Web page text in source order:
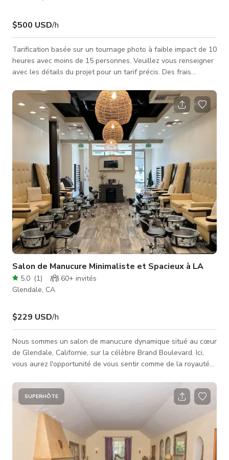
$500 USD/h
Tarification basée sur un tournage photo à faible impact de 10
heures avec moins de 15 personnes. Veuillez vous renseigner
avec les détails du projet pour un tarif précis. Des frais
Salon de Manucure Minimaliste et Spacieux à LA
5.0 (1) 60+ invités
Glendale, CA
$229 USD/h
Nous sommes un salon de manucure dynamique situé au cœur
de Glendale, Californie, sur la célèbre Brand Boulevard. Ici,
vous aurez l'opportunité de vous sentir comme de la royauté
technologie allant du gel x, acrylique, gel, sns, et plus encore.
Situé à quelques minutes de l'Americana, du Glendale
Galleria, et de centaines de restaurants, nous sommes
l'endroit parfait pour votre prochain événement.
SUPERHÔTE